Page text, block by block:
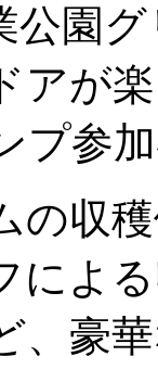
公園
アが
プ参
の収
によ
、豪